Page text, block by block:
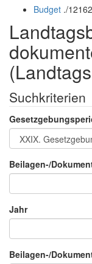
und
Budget ./
Suchkriterien
Beilagen-/
Jahr
Beilagen-/